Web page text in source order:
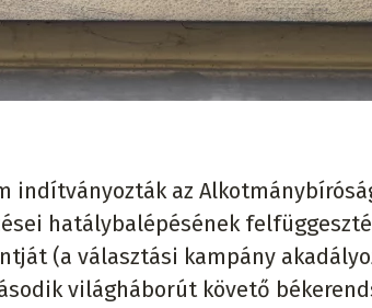
indítványozták az
hatálybalépésének
(a választási kampány
világháborút követő